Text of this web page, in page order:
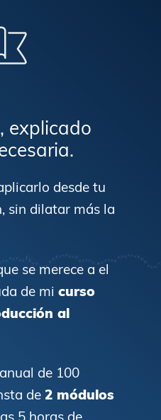
explicado
desde tu
sin dilatar más la
se merece a el
de mi curso
al
de 100
de 2 módulos